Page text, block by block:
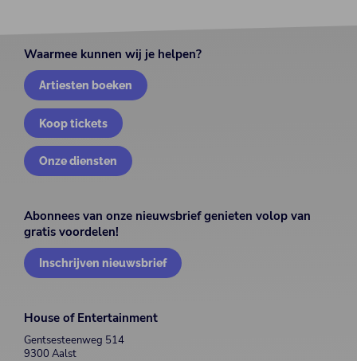
Waarmee kunnen wij je helpen?
Artiesten boeken
Koop tickets
Onze diensten
Abonnees van onze nieuwsbrief genieten volop van
gratis voordelen!
Inschrijven nieuwsbrief
House of Entertainment
Gentsesteenweg 514
9300 Aalst